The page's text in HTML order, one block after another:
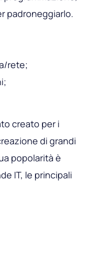
padroneggiarlo.
rete;
creato per i
di grandi
popolarità è
IT, le principali